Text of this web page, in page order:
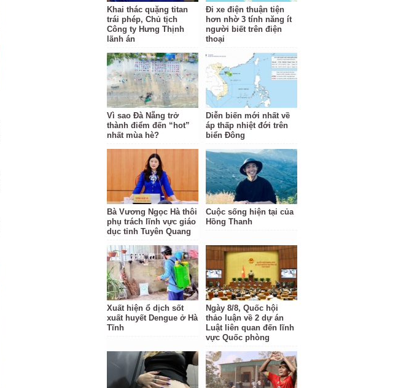
Khai thác quặng titan
trái phép, Chủ tịch
Công ty Hưng Thịnh
lãnh án
Đi xe điện thuận tiện
hơn nhờ 3 tính năng ít
người biết trên điện
thoại
Vì sao Đà Nẵng trở
thành điểm đến “hot”
nhất mùa hè?
Diễn biến mới nhất về
áp thấp nhiệt đới trên
biển Đông
Bà Vương Ngọc Hà thôi
phụ trách lĩnh vực giáo
dục tỉnh Tuyên Quang
Cuộc sống hiện tại của
Hồng Thanh
Xuất hiện ổ dịch sốt
xuất huyết Dengue ở Hà
Tĩnh
Ngày 8/8, Quốc hội
thảo luận về 2 dự án
Luật liên quan đến lĩnh
vực Quốc phòng